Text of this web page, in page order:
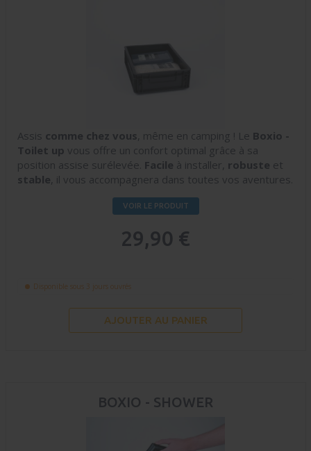
Assis comme chez vous , même en camping ! Le Boxio -
Toilet up vous offre un confort optimal grâce à sa
position assise surélevée. Facile à installer, robuste et
stable , il vous accompagnera dans toutes vos aventures.
VOIR LE PRODUIT
29,90 €
Disponible sous 3 jours ouvrés
AJOUTER AU PANIER
BOXIO - SHOWER